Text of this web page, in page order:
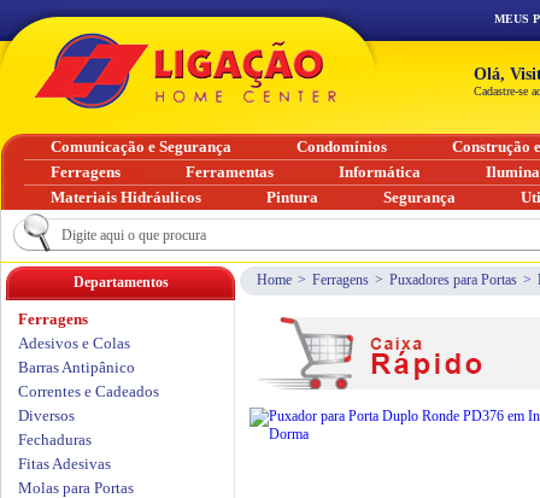
Home > Ferragens > Puxadores para Portas >
Departamentos
Ferragens
Adesivos e Colas
Barras Antipânico
Correntes e Cadeados
Diversos
Fechaduras
Fitas Adesivas
Molas para Portas
MEUS
Olá,
Cadastre-se
Comunicação e Segurança Condomínios
Construção
Ferragens
Ferramentas Informática
Materiais Hidráulicos
Pintura Segurança